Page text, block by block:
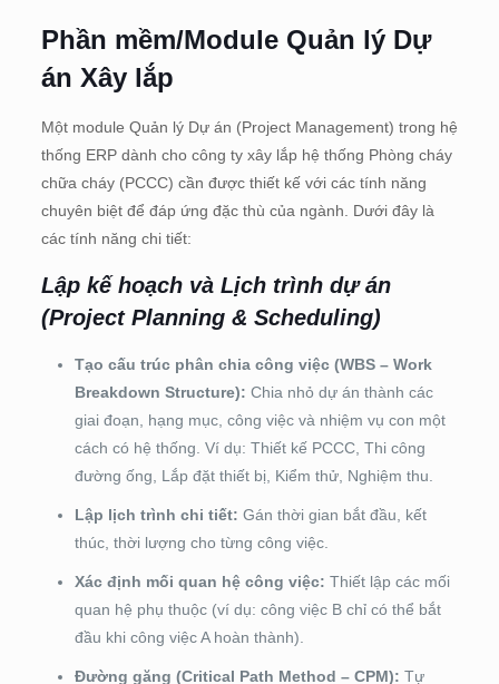
Phần mềm/Module Quản lý Dự
án Xây lắp
Một module Quản lý Dự án (Project Management) trong hệ
thống ERP dành cho công ty xây lắp hệ thống Phòng cháy
chữa cháy (PCCC) cần được thiết kế với các tính năng
chuyên biệt để đáp ứng đặc thù của ngành. Dưới đây là
các tính năng chi tiết:
Lập kế hoạch và Lịch trình dự án
(Project Planning & Scheduling)
Tạo cấu trúc phân chia công việc (WBS – Work
Breakdown Structure): Chia nhỏ dự án thành các
giai đoạn, hạng mục, công việc và nhiệm vụ con một
cách có hệ thống. Ví dụ: Thiết kế PCCC, Thi công
đường ống, Lắp đặt thiết bị, Kiểm thử, Nghiệm thu.
Lập lịch trình chi tiết: Gán thời gian bắt đầu, kết
thúc, thời lượng cho từng công việc.
Xác định mối quan hệ công việc: Thiết lập các mối
quan hệ phụ thuộc (ví dụ: công việc B chỉ có thể bắt
đầu khi công việc A hoàn thành).
Đường găng (Critical Path Method – CPM): Tự